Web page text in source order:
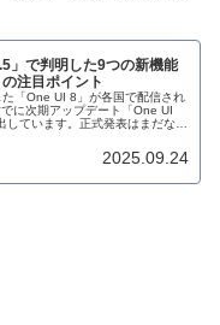
」で判明した9つの新機能
注目ポイント
「One UI 8」が各国で配信され
に次期アップデート「One UI
ています。正式発表はまだない
って見逃せない内容となっていま
2025.09.24